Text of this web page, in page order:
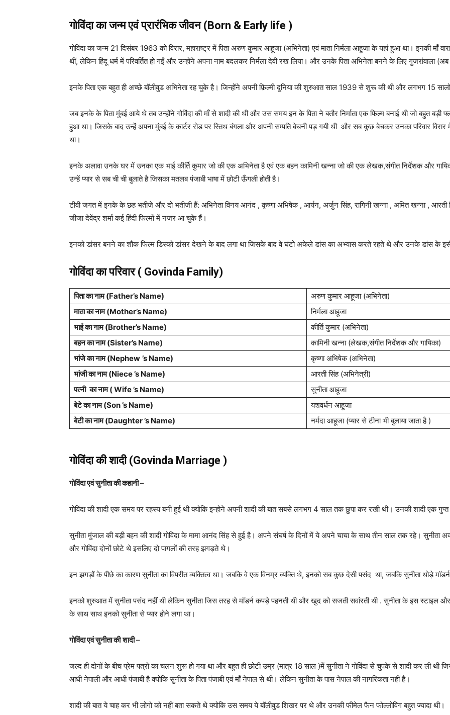
गोविंदा का जन्म एवं प्रारंभिक जीवन (Born & Early life )
गोविंदा का जन्म 21 दिसंबर 1963 को विरार, महाराष्ट्र में पिता अरुण कुमार आहूजा (अभिनेता) एवं माता निर्मला आहूजा के यहां हुआ था। इनकी माँ
थीं, लेकिन हिंदू धर्म में परिवर्तित हो गईं और उन्होंने अपना नाम बदलकर निर्मला देवी रख लिया। और उनके पिता अभिनेता बनने के लिए गुजरांवाला
इनके पिता एक बहुत ही अच्छे बॉलीवुड अभिनेता रह चुके है। जिन्होंने अपनी फ़िल्मी दुनिया की शुरुआत साल 1939 से शुरू की थी और लगभग 15
जब इनके के पिता मुंबई आये थे तब उन्होंने गोविंदा की माँ से शादी की थी और उस समय इन के पिता ने बतौर निर्माता एक फिल्म बनाई थी जो बहुत बड़ी
हुआ था। जिसके बाद उन्हें अपना मुंबई के कार्टर रोड पर स्तिथ बंगला और अपनी सम्पति बेचनी पड़ गयी थी और सब कुछ बेचकर उनका परिवार विरार में
था।
इनके अलावा उनके घर में उनका एक भाई कीर्ति कुमार जो की एक अभिनेता है एवं एक बहन कामिनी खन्ना जो की एक लेखक,संगीत निर्देशक और
उन्हें प्यार से सब ची ची बुलाते है जिसका मतलब पंजाबी भाषा में छोटी ऊँगली होती है।
टीवी जगत में इनके के छह भतीजे और दो भतीजी हैं: अभिनेता विनय आनंद , कृष्णा अभिषेक , आर्यन, अर्जुन सिंह, रागिनी खन्ना , अमित खन्ना ,
जीजा देवेंद्र शर्मा कई हिंदी फिल्मों में नजर आ चुके हैं।
इनको डांसर बनने का शौक फिल्म डिस्को डांसर देखने के बाद लगा था जिसके बाद वे घंटो अकेले डांस का अभ्यास करते रहते थे और उनके डांस के
गोविंदा का परिवार ( Govinda Family)
पिता का नाम (Father’s Name)
अरुण कुमार आहूजा (अभिनेता)
माता का नाम (Mother’s Name)
निर्मला आहूजा
भाई का नाम (Brother’s Name)
कीर्ति कुमार (अभिनेता)
बहन का नाम (Sister’s Name)
कामिनी खन्ना (लेखक,संगीत निर्देशक और गायिका)
भांजे का नाम (Nephew ’s Name)
कृष्णा अभिषेक (अभिनेता)
भांजी का नाम (Niece ’s Name)
आरती सिंह (अभिनेत्री)
पत्नी का नाम ( Wife ’s Name)
सुनीता आहूजा
बेटे का नाम (Son ’s Name)
यशवर्धन आहूजा
बेटी का नाम (Daughter ’s Name)
नर्मदा आहूजा (प्यार से टीना भी बुलाया जाता है )
गोविंदा की शादी (Govinda Marriage )
गोविंदा एवं सुनीता की कहानी–
गोविंदा की शादी एक समय पर रहस्य बनी हुई थी क्योकि इन्होने अपनी शादी की बात सबसे लगभग 4 साल तक छुपा कर रखी थी। उनकी शादी एक
सुनीता मुंजाल की बड़ी बहन की शादी गोविंदा के मामा आनंद सिंह से हुई है। अपने संघर्ष के दिनों में ये अपने चाचा के साथ तीन साल तक रहे।
और गोविंदा दोनों छोटे थे इसलिए दो पागलों की तरह झगड़ते थे।
इन झगड़ों के पीछे का कारण सुनीता का विपरीत व्यक्तित्व था। जबकि वे एक विनम्र व्यक्ति थे, इनको सब कुछ देसी पसंद था, जबकि सुनीता थोड़े
इनको शुरुआत में सुनीता पसंद नहीं थी लेकिन सुनीता जिस तरह से मॉडर्न कपड़े पहनती थी और खुद को सजती सवांरती थी . सुनीता के इस स्टाइल
के साथ साथ इनको सुनीता से प्यार होने लगा था।
गोविंदा एवं सुनीता की शादी–
जल्द ही दोनों के बीच प्रेम पत्रो का चलन शुरू हो गया था और बहुत ही छोटी उम्र (मात्र 18 साल )में सुनीता ने गोविंदा से चुपके से शादी कर ली
आधी नेपाली और आधी पंजाबी है क्योकि सुनीता के पिता पंजाबी एवं माँ नेपाल से थी। लेकिन सुनीता के पास नेपाल की नागरिकता नहीं है।
शादी की बात ये चाह कर भी लोगो को नहीं बता सकते थे क्योकि उस समय ये बॉलीवुड शिखर पर थे और उनकी फीमेल फैन फोल्लोविंग बहुत ज्यादा थी।